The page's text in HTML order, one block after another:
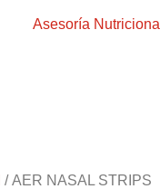
Asesoría Nutricional
/ AER NASAL STRIPS